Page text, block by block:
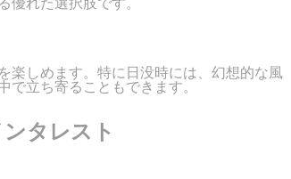
楽しめます。特に日没時には、幻想的な風
立ち寄ることもできます。
タレスト